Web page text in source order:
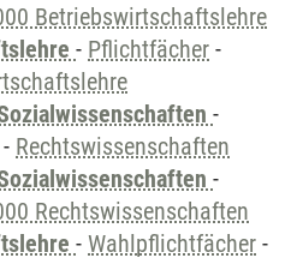
Betriebswirtschaftslehre
- Pflichtfächer -
-
- Rechtswissenschaften
-
Rechtswissenschaften
- Wahlpflichtfächer -